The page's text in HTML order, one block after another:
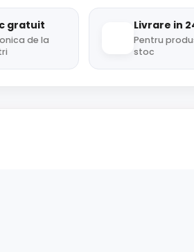
gratuit
de la
Livrare in
Pentru
stoc